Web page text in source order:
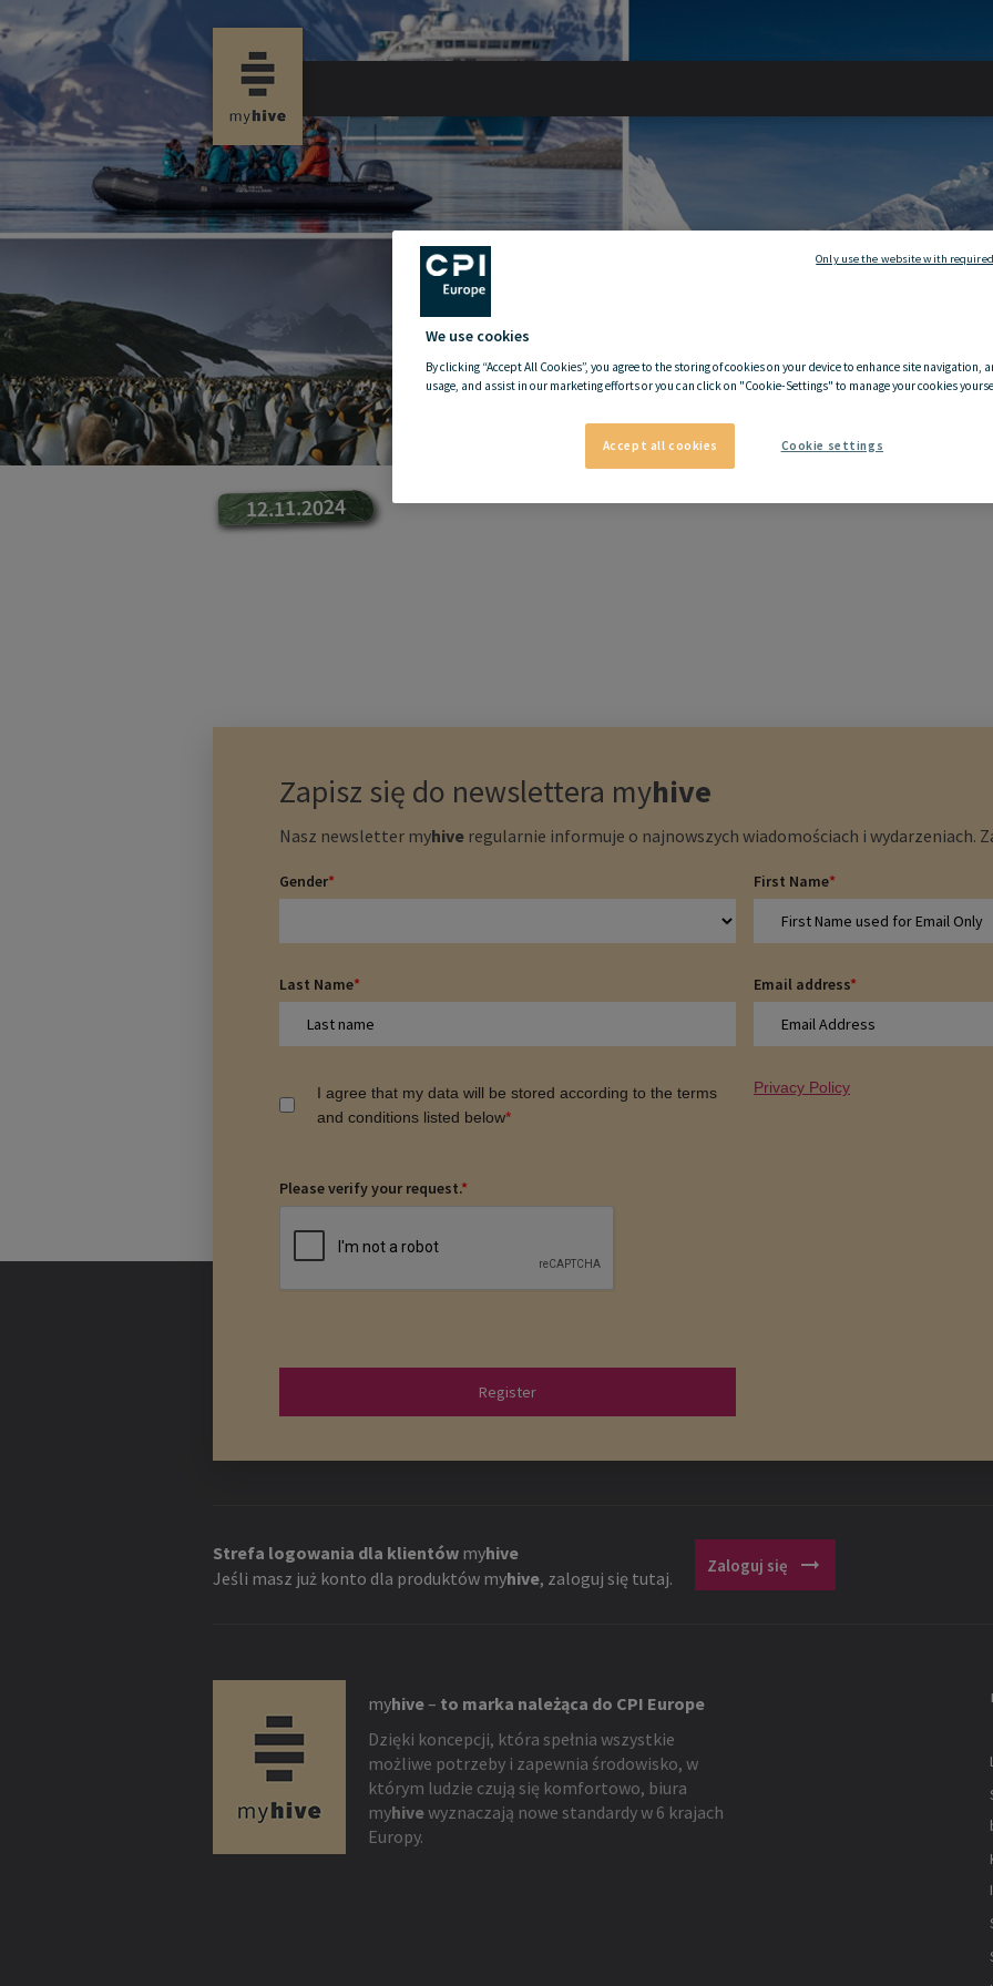
new propertynews
12.11.2024
Zapisz się do newslettera myhive
Nasz newsletter myhive regularnie informuje o najnowszych wiadomościach i wydarzeniach.
Gender* First Name*
Last Name* Email address*
I agree that my data will be stored according to the terms
and conditions listed below*
Privacy Policy
Please verify your request.*
Register
Strefa logowania dla klientów myhive
Jeśli masz już konto dla produktów myhive, zaloguj się tutaj.
Zaloguj się arrow_right_alt
myhive– to marka należąca do CPI Europe
Dzięki koncepcji, która spełnia wszystkie
możliwe potrzeby i zapewnia środowisko, w
którym ludzie czują się komfortowo, biura
myhivewyznaczają nowe standardy w 6 krajach
Europy.
We use cookies
By clicking “Accept All Cookies”, you agree to the storing of cookies on your device to enhance site navigation,
usage, and assist in our marketing efforts or you can click on "Cookie-Settings" to manage your cookies
Accept all cookies Cookie settings
Only use the website with